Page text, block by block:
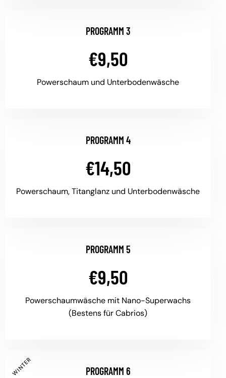
PROGRAMM 3
€9,50
Powerschaum und Unterbodenwäsche
PROGRAMM 4
€14,50
Powerschaum, Titanglanz und Unterbodenwäsche
PROGRAMM 5
€9,50
Powerschaumwäsche mit Nano-Superwachs
(Bestens für Cabrios)
WINTER PROGRAMM 6